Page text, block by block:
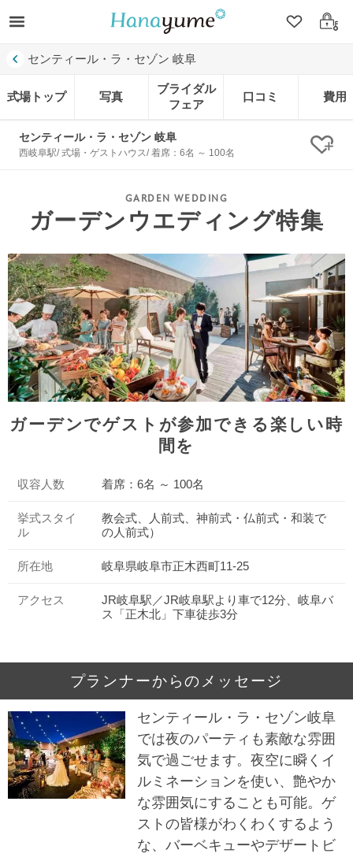
クリップ
ログ
センティール・ラ・セゾン 岐阜
式場トップ 写真
ブライダル
フェア
口コミ 費用
センティール・ラ・セゾン 岐阜
西岐阜駅/ 式場・ゲストハウス/ 着席：6名 ～ 100名 ク
ガーデンウエディング特集
ガーデンでゲストが参加できる楽しい時
間を
収容人数 着席：6名 ～ 100名
挙式スタイ
ル
教会式、人前式、神前式・仏前式・和装で
の人前式）
所在地 岐阜県岐阜市正木西町11-25
アクセス
JR岐阜駅／JR岐阜駅より車で12分、岐阜バ
ス「正木北」下車徒歩3分
プランナーからのメッセージ
センティール・ラ・セゾン岐阜
では夜のパーティも素敵な雰囲
気で過ごせます。夜空に瞬くイ
ルミネーションを使い、艶やか
な雰囲気にすることも可能。ゲ
ストの皆様がわくわくするよう
な、バーベキューやデザートビ